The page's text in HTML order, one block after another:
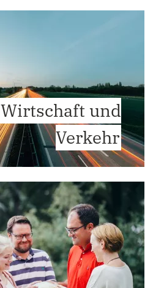
Wirtschaft und
Verkehr